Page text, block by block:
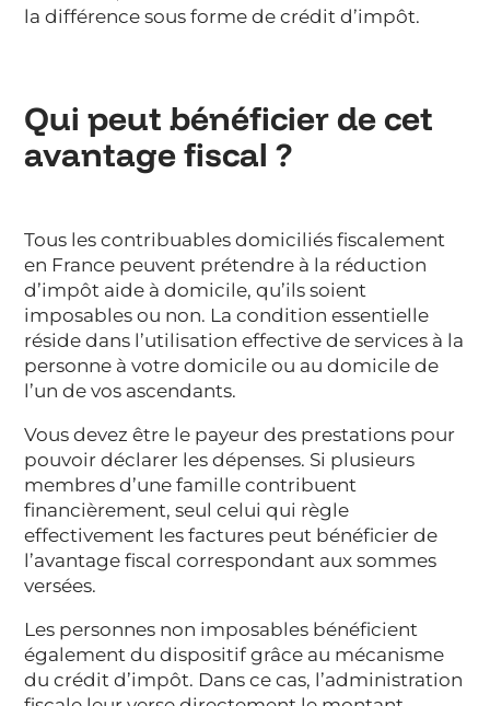
la différence sous forme de crédit d’impôt.
Qui peut bénéficier de cet
avantage fiscal ?
Tous les contribuables domiciliés fiscalement
en France peuvent prétendre à la réduction
d’impôt aide à domicile, qu’ils soient
imposables ou non. La condition essentielle
réside dans l’utilisation effective de services à la
personne à votre domicile ou au domicile de
l’un de vos ascendants.
Vous devez être le payeur des prestations pour
pouvoir déclarer les dépenses. Si plusieurs
membres d’une famille contribuent
financièrement, seul celui qui règle
effectivement les factures peut bénéficier de
l’avantage fiscal correspondant aux sommes
versées.
Les personnes non imposables bénéficient
également du dispositif grâce au mécanisme
du crédit d’impôt. Dans ce cas, l’administration